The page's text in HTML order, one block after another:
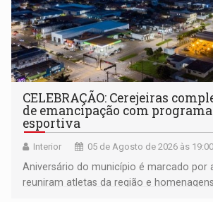
CELEBRAÇÃO: Cerejeiras
de emancipação com
esportiva
Interior 05 de Agosto de 2026 às 19:00
Aniversário do município é marcado por
reuniram atletas da região e